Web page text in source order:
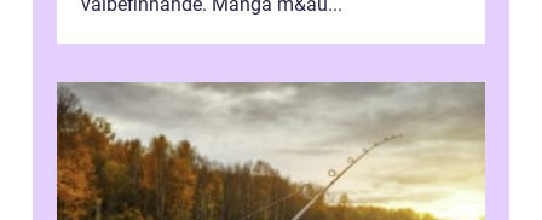
välbefinnande. Många m&au...